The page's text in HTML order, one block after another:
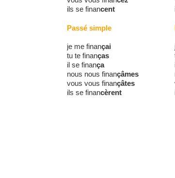
ils se financent
Passé simple
je me finançai
tu te finanças
il se finança
nous nous finançâmes
vous vous finançâtes
ils se financèrent